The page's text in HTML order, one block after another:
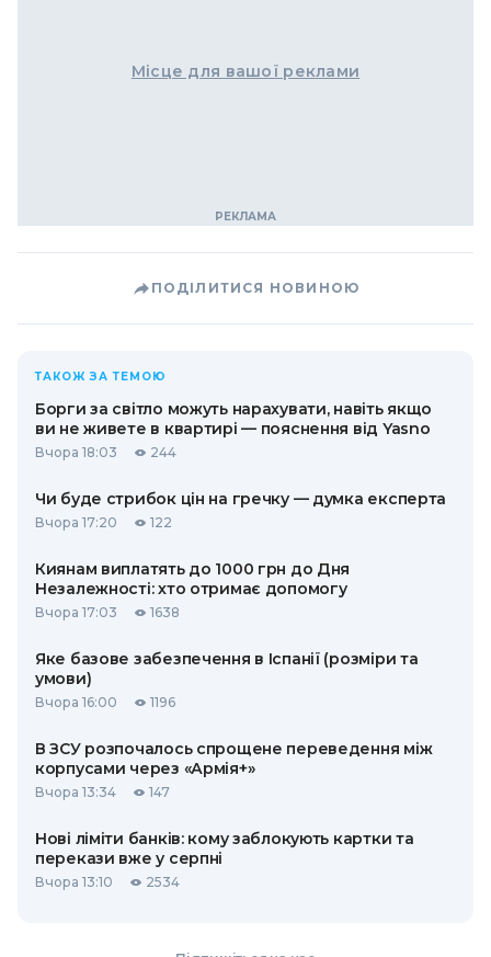
Місце для вашої реклами
ПОДІЛИТИСЯ НОВИНОЮ
ТАКОЖ ЗА ТЕМОЮ
Борги за світло можуть нарахувати, навіть якщо
ви не живете в квартирі — пояснення від Yasno
Вчора 18:03 244
Чи буде стрибок цін на гречку — думка експерта
Вчора 17:20 122
Киянам виплатять до 1000 грн до Дня
Незалежності: хто отримає допомогу
Вчора 17:03 1638
Яке базове забезпечення в Іспанії (розміри та
умови)
Вчора 16:00 1196
В ЗСУ розпочалось спрощене переведення між
корпусами через «Армія+»
Вчора 13:34 147
Нові ліміти банків: кому заблокують картки та
перекази вже у серпні
Вчора 13:10 2534